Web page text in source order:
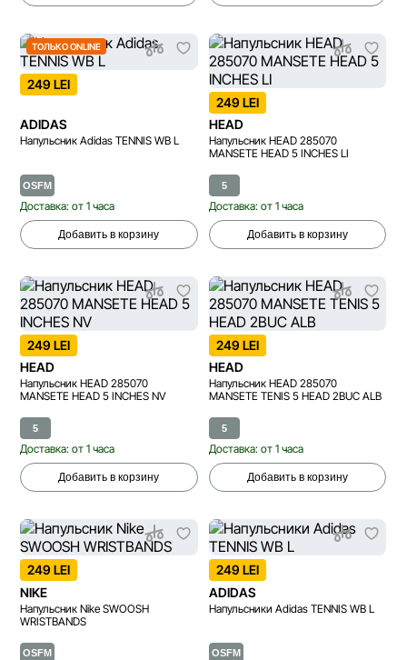
ТОЛЬКО ONLINE
249 LEI
ADIDAS
Напульсник Adidas TENNIS WB L
OSFM
Доставка: от 1 часа
Добавить в корзину
249 LEI
HEAD
Напульсник HEAD 285070
MANSETE HEAD 5 INCHES LI
5
Доставка: от 1 часа
Добавить в корзину
249 LEI
HEAD
Напульсник HEAD 285070
MANSETE HEAD 5 INCHES NV
5
Доставка: от 1 часа
Добавить в корзину
249 LEI
HEAD
Напульсник HEAD 285070
MANSETE TENIS 5 HEAD 2BUC ALB
5
Доставка: от 1 часа
Добавить в корзину
249 LEI
NIKE
Напульсник Nike SWOOSH
WRISTBANDS
OSFM
249 LEI
ADIDAS
Напульсники Adidas TENNIS WB L
OSFM